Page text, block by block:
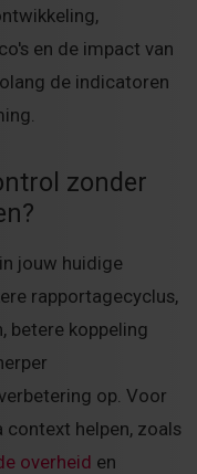
en de impact van
de indicatoren
zonder
jouw huidige
rapportagecyclus,
betere koppeling
op. Voor
context helpen, zoals
overheid en